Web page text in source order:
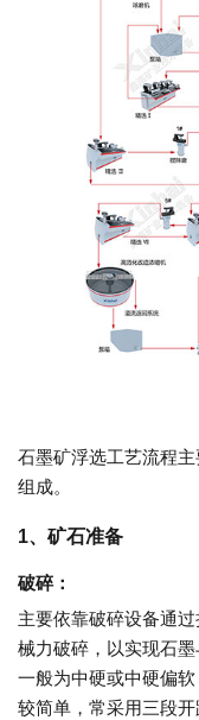
石墨矿浮选工艺流程
组成。
1、矿石准备
破碎：
主要依靠破碎设备通
械力破碎，以实现石
一般为中硬或中硬偏
较简单，常采用三段